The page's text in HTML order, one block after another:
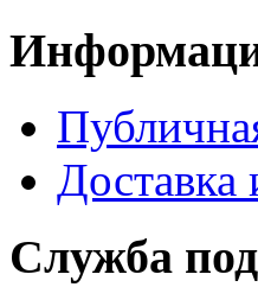
Доставка
Служба